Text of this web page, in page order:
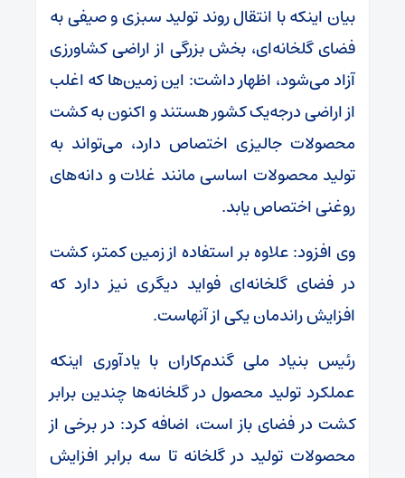
بیان اینکه با انتقال روند تولید سبزی و صیفی به
فضای گلخانه‌ای، بخش بزرگی از اراضی کشاورزی
آزاد می‌شود، اظهار داشت: این زمین‌ها که اغلب
از اراضی درجه‌یک کشور هستند و اکنون به کشت
محصولات جالیزی اختصاص دارد، می‌تواند به
تولید محصولات اساسی مانند غلات و دانه‌های
روغنی اختصاص یابد.
وی افزود: علاوه بر استفاده از زمین کمتر، کشت
در فضای گلخانه‌ای فواید دیگری نیز دارد که
افزایش راندمان یکی از آنهاست.
رئیس بنیاد ملی گندم‌کاران با یادآوری اینکه
عملکرد تولید محصول در گلخانه‌ها چندین برابر
کشت در فضای باز است، اضافه کرد: در برخی از
محصولات تولید در گلخانه تا سه برابر افزایش